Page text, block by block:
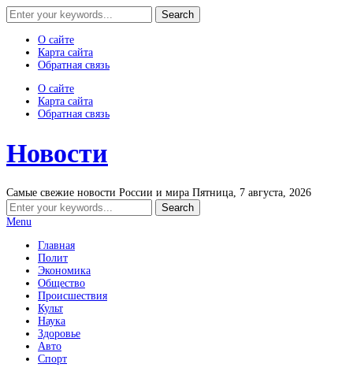
О сайте
Карта сайта
Обратная связь
О сайте
Карта сайта
Обратная связь
Новости
Самые свежие новости России и мира Пятница, 7 августа, 2026
Menu
Главная
Полит
Экономика
Общество
Происшествия
Культ
Наука
Здоровье
Авто
Спорт